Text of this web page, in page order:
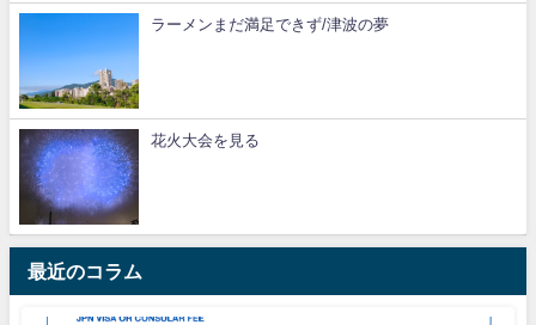
ラーメンまだ満足できず/津波の夢
花火大会を見る
最近のコラム